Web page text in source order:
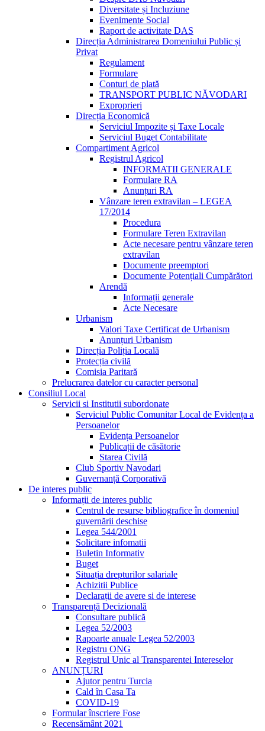
Diversitate și Incluziune
Evenimente Social
Raport de activitate DAS
Direcția Administrarea Domeniului Public și
Privat
Regulament
Formulare
Conturi de plată
TRANSPORT PUBLIC NĂVODARI
Exproprieri
Direcția Economică
Serviciul Impozite și Taxe Locale
Serviciul Buget Contabilitate
Compartiment Agricol
Registrul Agricol
INFORMATII GENERALE
Formulare RA
Anunțuri RA
Vânzare teren extravilan – LEGEA
17/2014
Procedura
Formulare Teren Extravilan
Acte necesare pentru vânzare teren
extravilan
Documente preemptori
Documente Potențiali Cumpărători
Arendă
Informații generale
Acte Necesare
Urbanism
Valori Taxe Certificat de Urbanism
Anunțuri Urbanism
Direcția Poliția Locală
Protecția civilă
Comisia Paritară
Prelucrarea datelor cu caracter personal
Consiliul Local
Servicii si Institutii subordonate
Serviciul Public Comunitar Local de Evidența a
Persoanelor
Evidența Persoanelor
Publicații de căsătorie
Starea Civilă
Club Sportiv Navodari
Guvernanță Corporativă
De interes public
Informații de interes public
Centrul de resurse bibliografice în domeniul
guvernării deschise
Legea 544/2001
Solicitare infomatii
Buletin Informativ
Buget
Situația drepturilor salariale
Achizitii Publice
Declarații de avere si de interese
Transparență Decizională
Consultare publică
Legea 52/2003
Rapoarte anuale Legea 52/2003
Registru ONG
Registrul Unic al Transparentei Intereselor
ANUNȚURI
Ajutor pentru Turcia
Cald în Casa Ta
COVID-19
Formular înscriere Fose
Recensământ 2021